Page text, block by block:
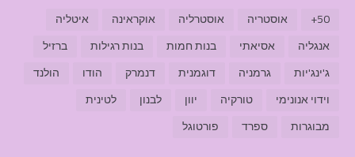
50+ אוסטריה אוסטרליה אוקראינה
איטליה
אנגליה
אסיאתי בנות חמות בנות רגילות
ברזיל
ג'ינג'יות
גרמניה דוגמנית דנמרק הודו
הולנד
וידוי אנונימי
טורקיה יוון לבנון
לטינית
מבוגרות
ספרד פורטוגל